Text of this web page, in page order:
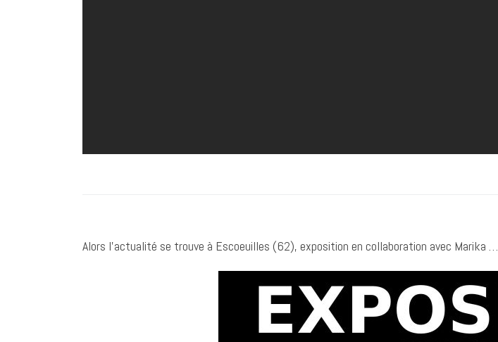
Alors l’actualité se trouve à Escoeuilles (62), exposition en collaboration avec Marika …